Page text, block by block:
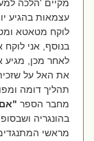
מקיים 'הלכה
עצמאות בהגיע
לוקח מטאטא
בנוסף, אני לוקח
לאחר מכן, מגיע
את האל על
תהליך דומה
מחבר הספר"אם
בהונגריה
מראשי המתנגדים